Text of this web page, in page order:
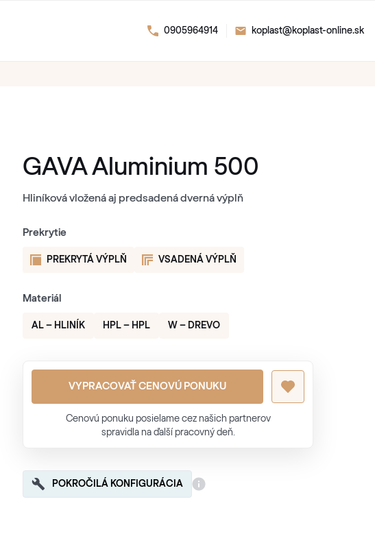
0905964914 koplast@koplast-online.sk
GAVA Aluminium 500
Hliníková vložená aj predsadená dverná výplň
Prekrytie
PREKRYTÁ VÝPLŇ VSADENÁ VÝPLŇ
Materiál
AL – HLINÍK HPL – HPL W – DREVO
VYPRACOVAŤ CENOVÚ PONUKU
Cenovú ponuku posielame cez našich partnerov
spravidla na ďalší pracovný deň.
POKROČILÁ KONFIGURÁCIA